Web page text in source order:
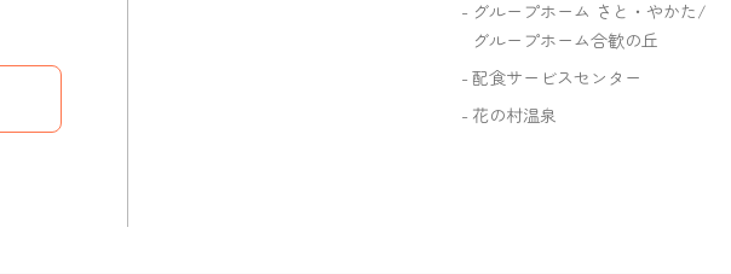
グループホーム さと・やかた/
グループホーム合歓の丘
配食サービスセンター
花の村温泉